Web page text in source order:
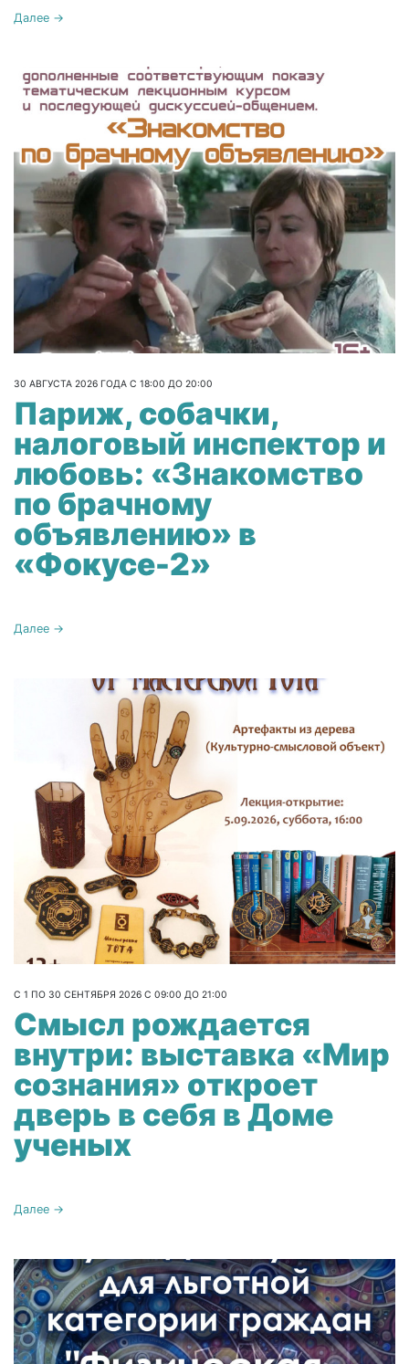
Далее →
30 АВГУСТА 2026 ГОДА С 18:00 ДО 20:00
Париж, собачки,
налоговый инспектор и
любовь: «Знакомство
по брачному
объявлению» в
«Фокусе-2»
Далее →
С 1 ПО 30 СЕНТЯБРЯ 2026 С 09:00 ДО 21:00
Смысл рождается
внутри: выставка «Мир
сознания» откроет
дверь в себя в Доме
ученых
Далее →